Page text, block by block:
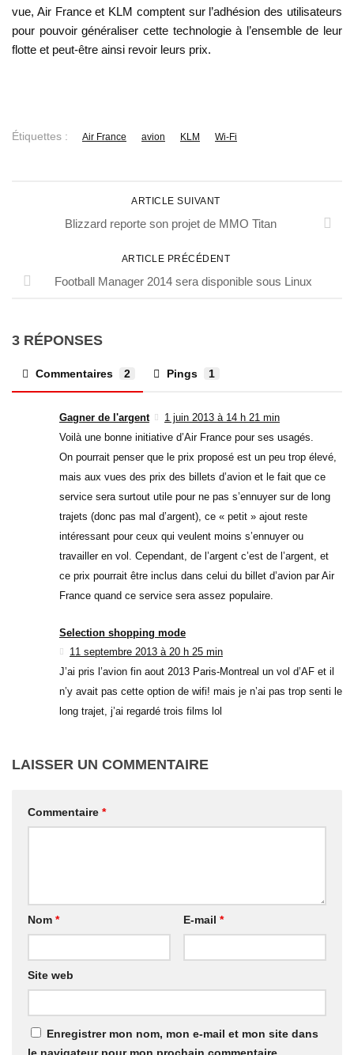
vue, Air France et KLM comptent sur l’adhésion des utilisateurs
pour pouvoir généraliser cette technologie à l’ensemble de leur
flotte et peut-être ainsi revoir leurs prix.
Étiquettes : Air France avion KLM Wi-Fi
ARTICLE SUIVANT
Blizzard reporte son projet de MMO Titan
ARTICLE PRÉCÉDENT
Football Manager 2014 sera disponible sous Linux
3 RÉPONSES
Commentaires 2 Pings 1
Gagner de l'argent
1 juin 2013 à 14 h 21 min
Voilà une bonne initiative d’Air France pour ses usagés.
On pourrait penser que le prix proposé est un peu trop élevé,
mais aux vues des prix des billets d’avion et le fait que ce
service sera surtout utile pour ne pas s’ennuyer sur de long
trajets (donc pas mal d’argent), ce « petit » ajout reste
intéressant pour ceux qui veulent moins s’ennuyer ou
travailler en vol. Cependant, de l’argent c’est de l’argent, et
ce prix pourrait être inclus dans celui du billet d’avion par Air
France quand ce service sera assez populaire.
Selection shopping mode
11 septembre 2013 à 20 h 25 min
J’ai pris l’avion fin aout 2013 Paris-Montreal un vol d’AF et il
n’y avait pas cette option de wifi! mais je n’ai pas trop senti le
long trajet, j’ai regardé trois films lol
LAISSER UN COMMENTAIRE
Commentaire *
Nom * E-mail *
Site web
Enregistrer mon nom, mon e-mail et mon site dans